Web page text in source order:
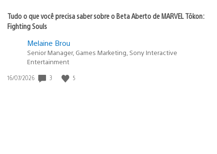
Tudo o que você precisa saber sobre o Beta Aberto de MARVEL Tōkon:
Fighting Souls
Melaine Brou
Senior Manager, Games Marketing, Sony Interactive
Entertainment
Data
16/07/2026 3 5